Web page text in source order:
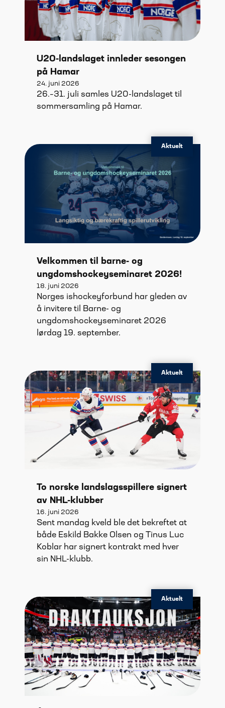
U20-landslaget innleder sesongen
på Hamar
24. juni 2026
26.–31. juli samles U20-landslaget til
sommersamling på Hamar.
Aktuelt
Velkommen til barne- og
ungdomshockeyseminaret 2026!
18. juni 2026
Norges ishockeyforbund har gleden av
å invitere til Barne- og
ungdomshockeyseminaret 2026
lørdag 19. september.
Aktuelt
To norske landslagsspillere signert
av NHL-klubber
16. juni 2026
Sent mandag kveld ble det bekreftet at
både Eskild Bakke Olsen og Tinus Luc
Koblar har signert kontrakt med hver
sin NHL-klubb.
Aktuelt